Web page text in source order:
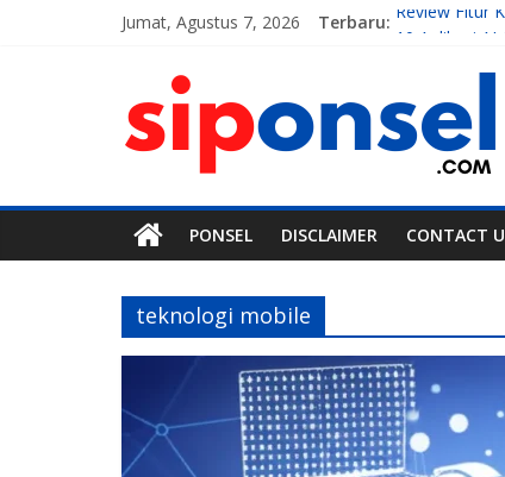
Jumat, Agustus 7, 2026 Terbaru: Review Fitur
7 Handphone
Teknologi
Tren
PONSEL DISCLAIMER CONTACT
teknologi mobile